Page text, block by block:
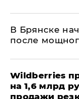
В Брянске
после
​Wildberries
на 1,6 млрд
продажи